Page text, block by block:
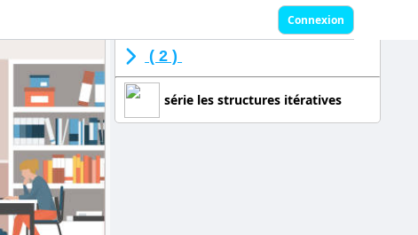
Connexion
( 2 )
série les structures itératives